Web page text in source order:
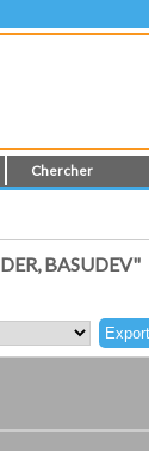
Chercher
BASUDEV"